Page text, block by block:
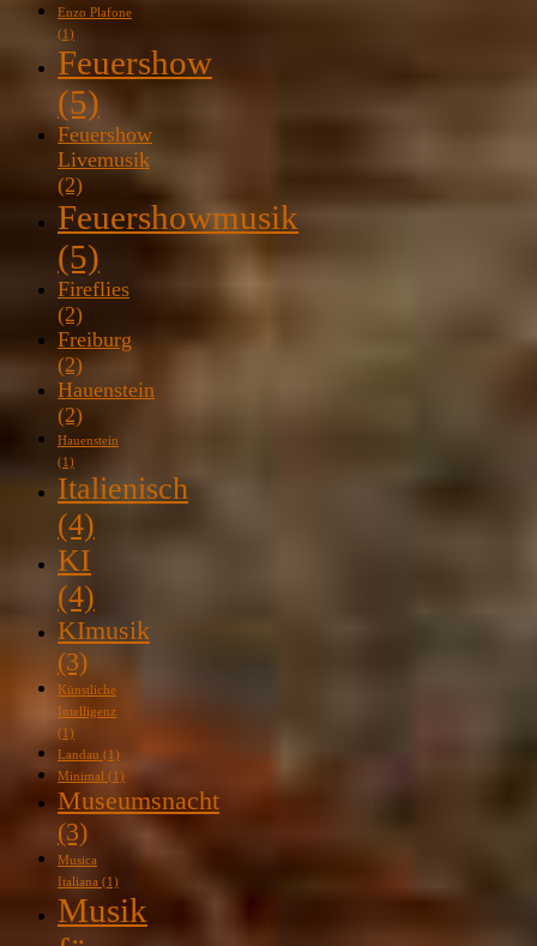
Enzo Plafone
(1)
Feuershow
(5)
Feuershow
Livemusik
(2)
Feuershowmusik
(5)
Fireflies
(2)
Freiburg
(2)
Hauenstein
(2)
Hauenstein
(1)
Italienisch
(4)
KI
(4)
KImusik
(3)
Künstliche
Intelligenz
(1)
Landau (1)
Minimal (1)
Museumsnacht
(3)
Musica
Italiana (1)
Musik